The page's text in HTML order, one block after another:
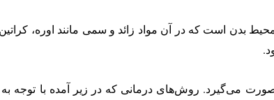
بدن است که در آن مواد زائد و سمی مانند اوره،
می‌گیرد. روش‌های درمانی که در زیر آمده با توجه